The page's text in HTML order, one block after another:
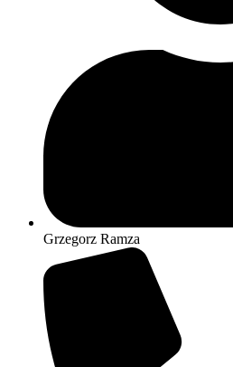
Grzegorz Ramza